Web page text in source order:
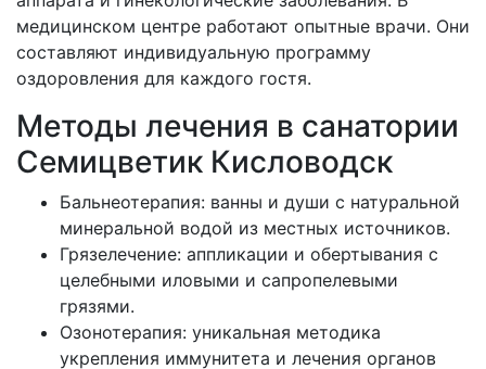
медицинском центре работают опытные врачи. Они
составляют индивидуальную программу
оздоровления для каждого гостя.
Методы лечения в санатории
Семицветик Кисловодск
Бальнеотерапия: ванны и души с натуральной
минеральной водой из местных источников.
Грязелечение: аппликации и обертывания с
целебными иловыми и сапропелевыми
грязями.
Озонотерапия: уникальная методика
укрепления иммунитета и лечения органов